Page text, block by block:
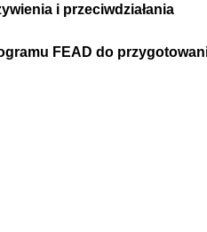
i przeciwdziałania
FEAD do